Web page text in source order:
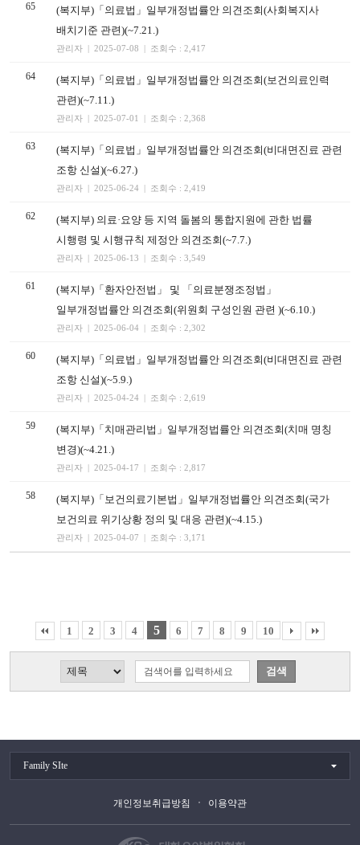
65
(복지부)「의료법」일부개정법률안 의견조회(사회복지사
배치기준 관련)(~7.21.)
관리자 | 2025-07-08 | 조회수 : 2,417
64
(복지부)「의료법」일부개정법률안 의견조회(보건의료인력
관련)(~7.11.)
관리자 | 2025-07-01 | 조회수 : 2,368
63
(복지부)「의료법」일부개정법률안 의견조회(비대면진료 관련
조항 신설)(~6.27.)
관리자 | 2025-06-24 | 조회수 : 2,419
62
(복지부) 의료·요양 등 지역 돌봄의 통합지원에 관한 법률
시행령 및 시행규칙 제정안 의견조회(~7.7.)
관리자 | 2025-06-13 | 조회수 : 3,549
61
(복지부)「환자안전법」 및 「의료분쟁조정법」
일부개정법률안 의견조회(위원회 구성인원 관련 )(~6.10.)
관리자 | 2025-06-04 | 조회수 : 2,302
60
(복지부)「의료법」일부개정법률안 의견조회(비대면진료 관련
조항 신설)(~5.9.)
관리자 | 2025-04-24 | 조회수 : 2,619
59
(복지부)「치매관리법」일부개정법률안 의견조회(치매 명칭
변경)(~4.21.)
관리자 | 2025-04-17 | 조회수 : 2,817
58
(복지부)「보건의료기본법」일부개정법률안 의견조회(국가
보건의료 위기상황 정의 및 대응 관련)(~4.15.)
관리자 | 2025-04-07 | 조회수 : 3,171
1 2 3 4 5 6 7 8 9 10
Family SIte
개인정보취급방침 이용약관